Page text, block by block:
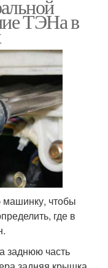
ТЭНа в
машинку, чтобы
где в
заднюю часть